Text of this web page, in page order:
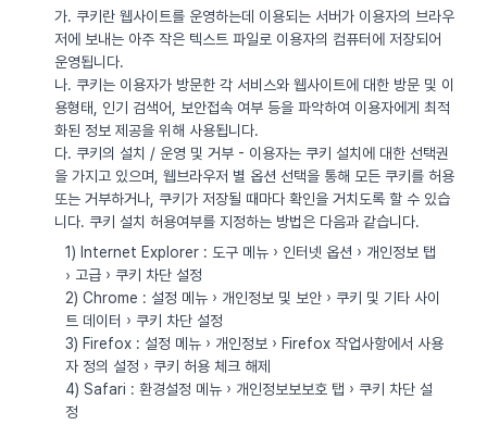
가. 쿠키란 웹사이트를 운영하는데 이용되는 서버가 이용자의 브라우
저에 보내는 아주 작은 텍스트 파일로 이용자의 컴퓨터에 저장되어
운영됩니다.
나. 쿠키는 이용자가 방문한 각 서비스와 웹사이트에 대한 방문 및 이
용형태, 인기 검색어, 보안접속 여부 등을 파악하여 이용자에게 최적
화된 정보 제공을 위해 사용됩니다.
다. 쿠키의 설치 / 운영 및 거부 - 이용자는 쿠키 설치에 대한 선택권
을 가지고 있으며, 웹브라우저 별 옵션 선택을 통해 모든 쿠키를 허용
또는 거부하거나, 쿠키가 저장될 때마다 확인을 거치도록 할 수 있습
니다. 쿠키 설치 허용여부를 지정하는 방법은 다음과 같습니다.
1) Internet Explorer : 도구 메뉴 › 인터넷 옵션 › 개인정보 탭
› 고급 › 쿠키 차단 설정
2) Chrome : 설정 메뉴 › 개인정보 및 보안 › 쿠키 및 기타 사이
트 데이터 › 쿠키 차단 설정
3) Firefox : 설정 메뉴 › 개인정보 › Firefox 작업사항에서 사용
자 정의 설정 › 쿠키 허용 체크 해제
4) Safari : 환경설정 메뉴 › 개인정보보보호 탭 › 쿠키 차단 설
정